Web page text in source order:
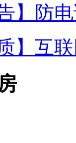
告】防
质】互